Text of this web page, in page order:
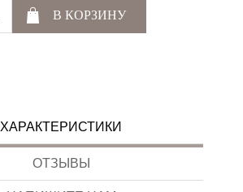
В КОРЗИНУ
ХАРАКТЕРИСТИКИ
ОТЗЫВЫ